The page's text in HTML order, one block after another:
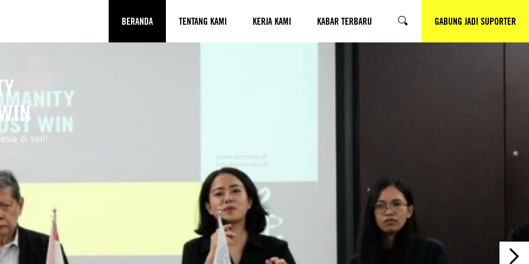
BERANDA TENTANG KAMI KERJA KAMI KABAR TERBARU SEARCH GABUNG JADI SUPORTER
di sini!